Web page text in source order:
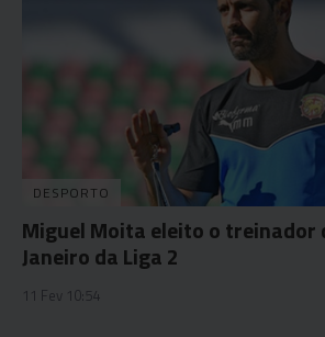
DESPORTO
Miguel Moita eleito o treinador
Janeiro da Liga 2
11 Fev 10:54